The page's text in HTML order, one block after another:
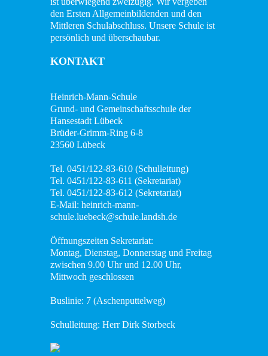
den Ersten Allgemeinbildenden und den
Mittleren Schulabschluss. Unsere Schule ist
persönlich und überschaubar.
KONTAKT
Heinrich-Mann-Schule
Grund- und Gemeinschaftsschule der
Hansestadt Lübeck
Brüder-Grimm-Ring 6-8
23560 Lübeck
Tel. 0451/122-83-610 (Schulleitung)
Tel. 0451/122-83-611 (Sekretariat)
Tel. 0451/122-83-612 (Sekretariat)
E-Mail: heinrich-mann-
schule.luebeck@schule.landsh.de
Öffnungszeiten Sekretariat:
Montag, Dienstag, Donnerstag und Freitag
zwischen 9.00 Uhr und 12.00 Uhr,
Mittwoch geschlossen
Buslinie: 7 (Aschenputtelweg)
Schulleitung: Herr Dirk Storbeck